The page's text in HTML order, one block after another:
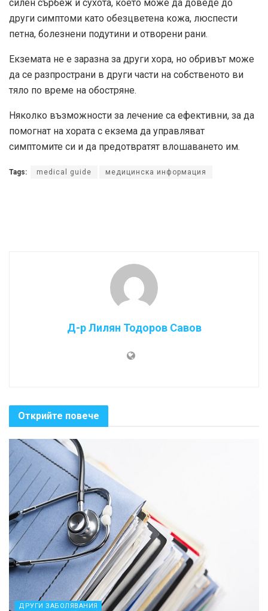
силен сърбеж и сухота, което може да доведе до
други симптоми като обезцветена кожа, люспести
петна, болезнени подутини и отворени рани.
Екземата не е заразна за други хора, но обривът може
да се разпространи в други части на собственото ви
тяло по време на обостряне.
Няколко възможности за лечение са ефективни, за да
помогнат на хората с екзема да управляват
симптомите си и да предотвратят влошаването им.
Tags: medical guide медицинска информация
Д-р Лилян Тодоров Савов
Открийте повече
ДРУГИ ЗАБОЛЯВАНИЯ